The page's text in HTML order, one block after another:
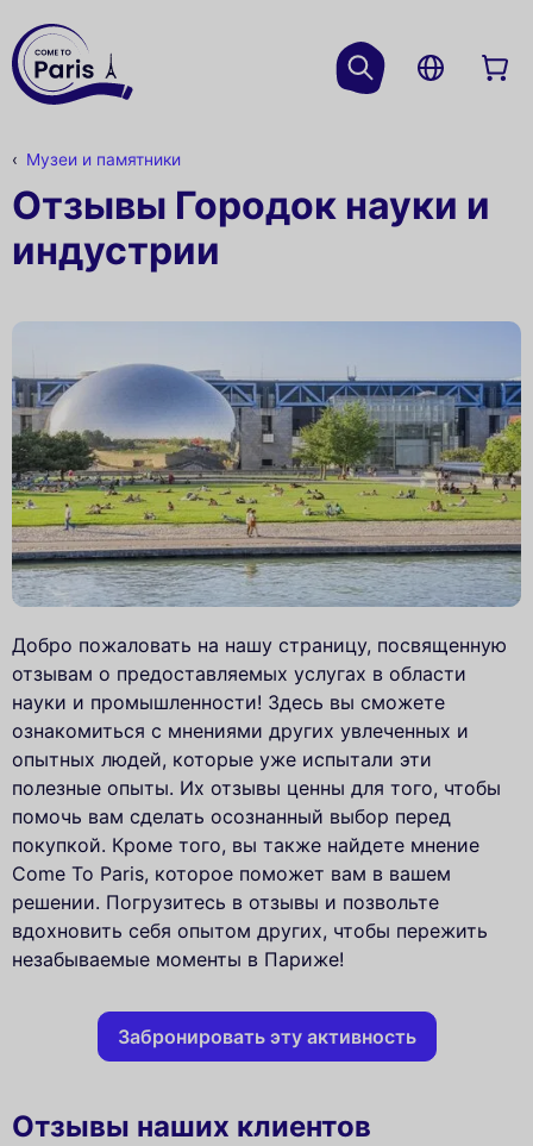
Музеи и памятники
Отзывы Городок науки и
индустрии
Добро пожаловать на нашу страницу, посвященную
отзывам о предоставляемых услугах в области
науки и промышленности! Здесь вы сможете
ознакомиться с мнениями других увлеченных и
опытных людей, которые уже испытали эти
полезные опыты. Их отзывы ценны для того, чтобы
помочь вам сделать осознанный выбор перед
покупкой. Кроме того, вы также найдете мнение
Come To Paris, которое поможет вам в вашем
решении. Погрузитесь в отзывы и позвольте
вдохновить себя опытом других, чтобы пережить
незабываемые моменты в Париже!
Забронировать эту активность
Отзывы наших клиентов